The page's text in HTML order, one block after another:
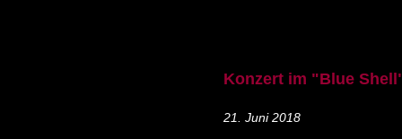
Konzert im "Blue
21. Juni 2018